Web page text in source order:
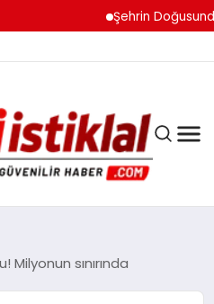
Şehrin Doğusundan
sınırında